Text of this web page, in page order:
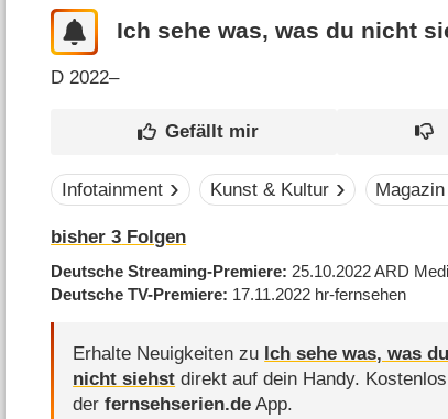
Ich sehe was, was du nicht
D 2022–
Infotainment Kunst & Kultur Magazin
bisher3 Folgen
Deutsche Streaming-Premiere 25.10.2022ARD
Deutsche TV-Premiere 17.11.2022 hr-fernsehen
Erhalte Neuigkeiten zu Ich sehe was, was du
nicht siehst direkt auf dein Handy.
derfernsehserien.de App.